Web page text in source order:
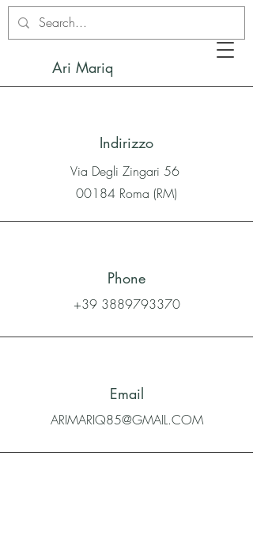
Ari Mariq
Indirizzo
Via Degli Zingari 56
00184 Roma (RM)
Phone
+39 3889793370
Email
ARIMARIQ85@GMAIL.COM